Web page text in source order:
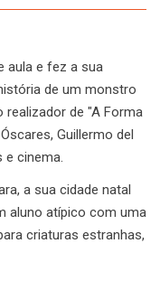
aula e fez a sua
de um monstro
de "A Forma
Guillermo del
cinema.
a sua cidade natal
aluno atípico com uma
criaturas estranhas,